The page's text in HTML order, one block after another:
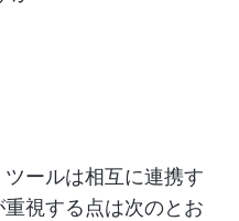
ールは相互に連携す
視する点は次のとお